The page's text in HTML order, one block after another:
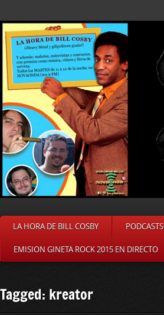
LA HORA DE BILL COSBY PODCASTS
EMISION GINETA ROCK 2015 EN DIRECTO
Tagged: kreator